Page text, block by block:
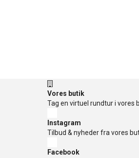
Vores butik
Tag en virtuel rundtur i vores
Instagram
Tilbud & nyheder fra vores
Facebook